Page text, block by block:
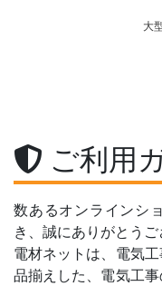
大
ご利用
数あるオンラインシ
き、誠にありがとうご
電材ネットは、電気
品揃えした、電気工